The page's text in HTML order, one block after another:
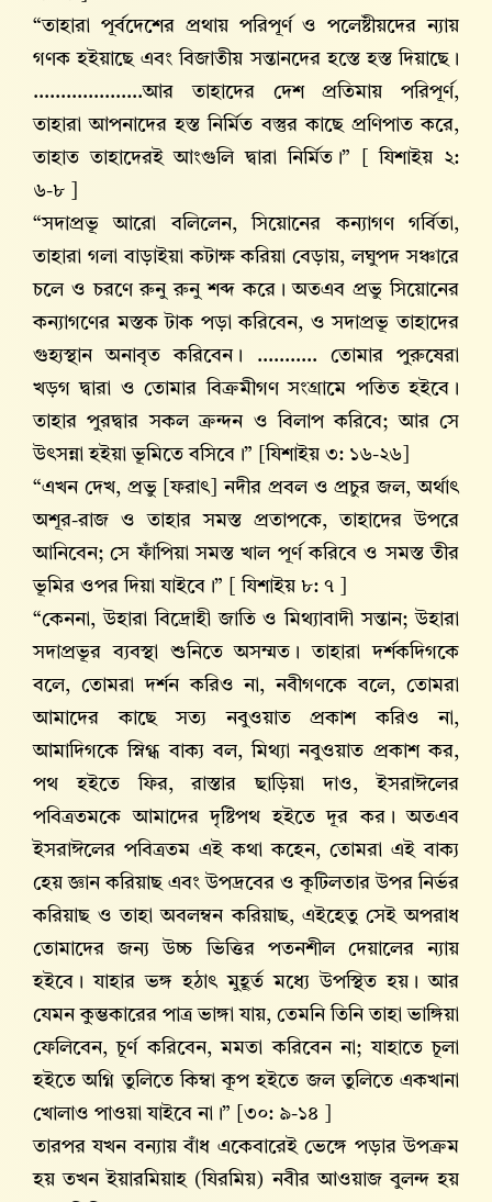
“তাহারা পূর্বদেশের প্রথায় পরিপূর্ণ ও পলেষ্টীয়দের ন্যায়
গণক হইয়াছে এবং বিজাতীয় সন্তানদের হস্তে হস্ত দিয়াছে।
....................আর তাহাদের দেশ প্রতিমায় পরিপূর্ণ,
তাহারা আপনাদের হস্ত নির্মিত বস্তুর কাছে প্রণিপাত করে,
তাহাত তাহাদেরই আংগুলি দ্বারা নির্মিত।” [ যিশাইয় ২:
৬-৮ ]
“সদাপ্রভূ আরো বলিলেন, সিয়োনের কন্যাগণ গর্বিতা,
তাহারা গলা বাড়াইয়া কটাক্ষ করিয়া বেড়ায়, লঘুপদ সঞ্চারে
চলে ও চরণে রুনু রুনু শব্দ করে। অতএব প্রভু সিয়োনের
কন্যাগণের মস্তক টাক পড়া করিবেন, ও সদাপ্রভূ তাহাদের
গুহ্যস্থান অনাবৃত করিবেন। ........... তোমার পুরুষেরা
খড়গ দ্বারা ও তোমার বিক্রমীগণ সংগ্রামে পতিত হইবে।
তাহার পুরদ্বার সকল ক্রন্দন ও বিলাপ করিবে; আর সে
উৎসন্না হইয়া ভূমিতে বসিবে।” [যিশাইয় ৩: ১৬-২৬]
“এখন দেখ, প্রভু [ফরাৎ] নদীর প্রবল ও প্রচুর জল, অর্থাৎ
অশূর-রাজ ও তাহার সমস্ত প্রতাপকে, তাহাদের উপরে
আনিবেন; সে ফাঁপিয়া সমস্ত খাল পূর্ণ করিবে ও সমস্ত তীর
ভূমির ওপর দিয়া যাইবে।” [ যিশাইয় ৮: ৭ ]
“কেননা, উহারা বিদ্রোহী জাতি ও মিথ্যাবাদী সন্তান; উহারা
সদাপ্রভূর ব্যবস্থা শুনিতে অসম্মত। তাহারা দর্শকদিগকে
বলে, তোমরা দর্শন করিও না, নবীগণকে বলে, তোমরা
আমাদের কাছে সত্য নবুওয়াত প্রকাশ করিও না,
আমাদিগকে স্নিগ্ধ বাক্য বল, মিথ্যা নবুওয়াত প্রকাশ কর,
পথ হইতে ফির, রাস্তার ছাড়িয়া দাও, ইসরাঈলের
পবিত্রতমকে আমাদের দৃষ্টিপথ হইতে দূর কর। অতএব
ইসরাঈলের পবিত্রতম এই কথা কহেন, তোমরা এই বাক্য
হেয় জ্ঞান করিয়াছ এবং উপদ্রবের ও কূটিলতার উপর নির্ভর
করিয়াছ ও তাহা অবলম্বন করিয়াছ, এইহেতু সেই অপরাধ
তোমাদের জন্য উচ্চ ভিত্তির পতনশীল দেয়ালের ন্যায়
হইবে। যাহার ভঙ্গ হঠাৎ মুহূর্ত মধ্যে উপস্থিত হয়। আর
যেমন কুম্ভকারের পাত্র ভাঙ্গা যায়, তেমনি তিনি তাহা ভাঙ্গিয়া
ফেলিবেন, চূর্ণ করিবেন, মমতা করিবেন না; যাহাতে চূলা
হইতে অগ্নি তুলিতে কিম্বা কূপ হইতে জল তুলিতে একখানা
খোলাও পাওয়া যাইবে না।” [৩০: ৯-১৪ ]
তারপর যখন বন্যায় বাঁধ একেবারেই ভেঙ্গে পড়ার উপক্রম
হয় তখন ইয়ারমিয়াহ (যিরমিয়) নবীর আওয়াজ বুলন্দ হয়